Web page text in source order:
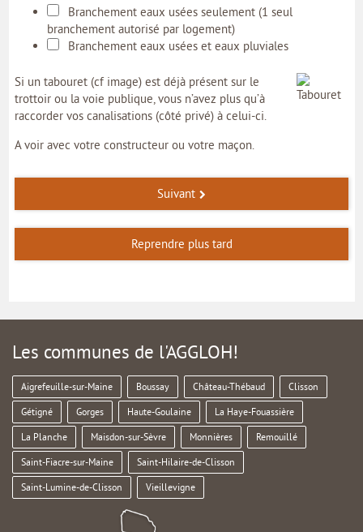
Branchement eaux usées seulement (1 seul
branchement autorisé par logement)
Branchement eaux usées et eaux pluviales
Si un tabouret (cf image) est déjà présent sur le
trottoir ou la voie publique, vous n’avez plus qu’à
raccorder vos canalisations (côté privé) à celui-ci.
A voir avec votre constructeur ou votre maçon.
Suivant
Reprendre plus tard
Les communes de l'AGGLOH!
Aigrefeuille-sur-Maine Boussay Château-Thébaud Clisson
Gétigné Gorges Haute-Goulaine La Haye-Fouassière
La Planche Maisdon-sur-Sèvre Monnières Remouillé
Saint-Fiacre-sur-Maine Saint-Hilaire-de-Clisson
Saint-Lumine-de-Clisson Vieillevigne